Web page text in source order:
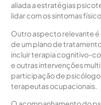
aliada a estratégias
lidar com os sintomas
Outro aspecto relevante
de um plano de
incluir terapia cognitivo-
e outras intervenções
participação de
terapeutas ocupacionais.